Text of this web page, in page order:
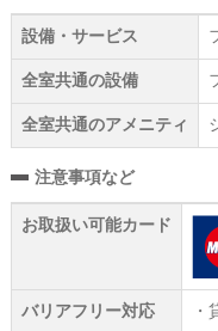
設備・サービス
全室共通の設備
全室共通のアメニティ
注意事項など
お取扱い可能カード
バリアフリー対応 ・